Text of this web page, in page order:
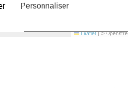
Leaflet |©
Personnaliser